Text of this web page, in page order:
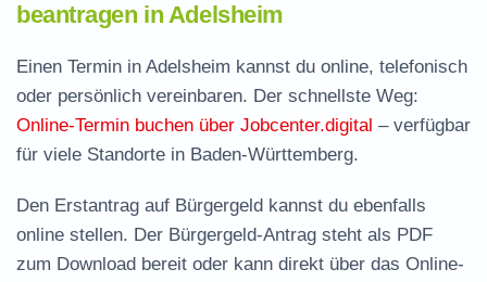
beantragen in Adelsheim
Einen Termin in Adelsheim kannst du online, telefonisch
oder persönlich vereinbaren. Der schnellste Weg:
Online-Termin buchen über Jobcenter.digital – verfügbar
für viele Standorte in Baden-Württemberg.
Den Erstantrag auf Bürgergeld kannst du ebenfalls
online stellen. Der Bürgergeld-Antrag steht als PDF
zum Download bereit oder kann direkt über das Online-